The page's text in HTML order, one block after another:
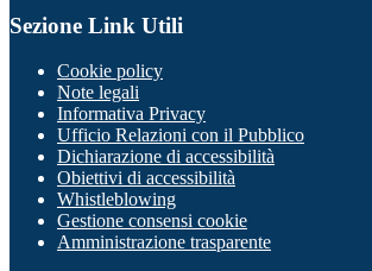
Sezione Link Utili
Cookie policy
Note legali
Informativa Privacy
Ufficio Relazioni con il Pubblico
Dichiarazione di accessibilità
Obiettivi di accessibilità
Whistleblowing
Gestione consensi cookie
Amministrazione trasparente